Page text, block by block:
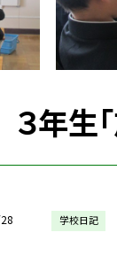
年生
学校日記